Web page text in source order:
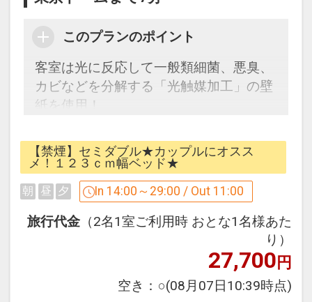
インターネットコース番号：DP-2-
200000011072
このプランのポイント
客室は光に反応して一般類細菌、悪臭、
カビなどを分解する「光触媒加工」の壁
紙を使用！
☆全室有線LAN接続無料☆薄型液晶TV・
VOD完備☆Aカードポイント付加可能！
☆
JR山手線、都営地下鉄三田線「巣鴨駅」
よりホテルまで徒歩2分
【禁煙】セミダブル★カップルにオスス
メ！１２３ｃｍ幅ベッド★
朝 昼 夕 In 14:00～29:00 / Out 11:00
旅行代金 （2名1室ご利用時 おとな1名様あた
り）
27,700円
空き： ○(08月07日10:39時点)